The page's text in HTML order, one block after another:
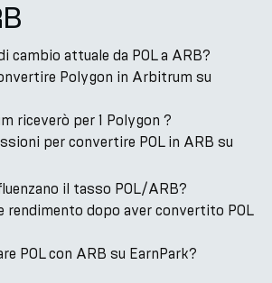
cambio attuale da POL a ARB?
Polygon in Arbitrum su
riceverò per 1 Polygon ?
per convertire POL in ARB su
il tasso POL/ARB?
rendimento dopo aver convertito POL
POL con ARB su EarnPark?